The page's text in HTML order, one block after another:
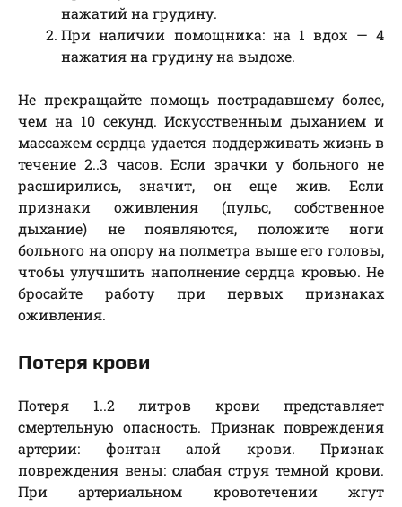
нажатий на грудину.
При наличии помощника: на 1 вдох — 4
нажатия на грудину на выдохе.
Не прекращайте помощь пострадавшему более,
чем на 10 секунд. Искусственным дыханием и
массажем сердца удается поддерживать жизнь в
течение 2..3 часов. Если зрачки у больного не
расширились, значит, он еще жив. Если
признаки оживления (пульс, собственное
дыхание) не появляются, положите ноги
больного на опору на полметра выше его головы,
чтобы улучшить наполнение сердца кровью. Не
бросайте работу при первых признаках
оживления.
Потеря крови
Потеря 1..2 литров крови представляет
смертельную опасность. Признак повреждения
артерии: фонтан алой крови. Признак
повреждения вены: слабая струя темной крови.
При артериальном кровотечении жгут